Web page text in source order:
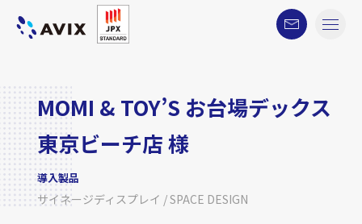
MOMI & TOY’S お台場デックス
東京ビーチ店 様
導入製品
サイネージディスプレイ / SPACE DESIGN